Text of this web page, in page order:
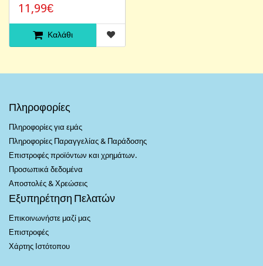
11,99€
Καλάθι
Πληροφορίες
Πληροφορίες για εμάς
Πληροφορίες Παραγγελίας & Παράδοσης
Επιστροφές προϊόντων και χρημάτων.
Προσωπικά δεδομένα
Αποστολές & Χρεώσεις
Εξυπηρέτηση Πελατών
Επικοινωνήστε μαζί μας
Επιστροφές
Χάρτης Ιστότοπου